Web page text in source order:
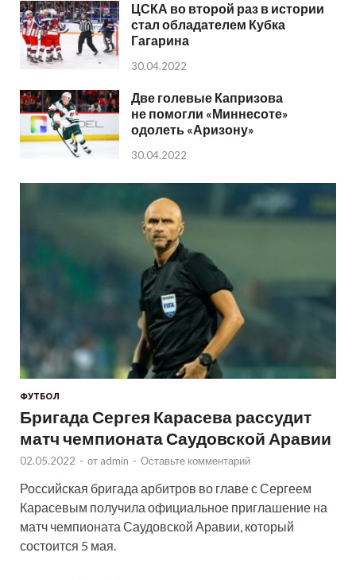
ЦСКА во второй раз в истории
стал обладателем Кубка
Гагарина
30.04.2022
Две голевые Капризова
не помогли «Миннесоте»
одолеть «Аризону»
30.04.2022
ФУТБОЛ
Бригада Сергея Карасева рассудит
матч чемпионата Саудовской Аравии
02.05.2022 - от admin - Оставьте комментарий
Российская бригада арбитров во главе с Сергеем
Карасевым получила официальное приглашение на
матч чемпионата Саудовской Аравии, который
состоится 5 мая.